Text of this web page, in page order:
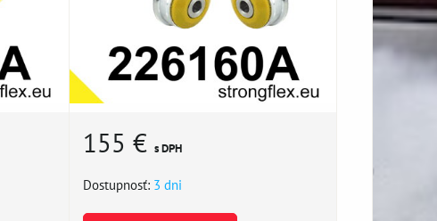
155 €s DPH
Dostupnosť: 3 dni